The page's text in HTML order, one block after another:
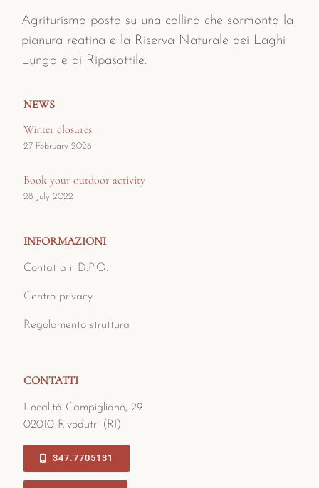
Agriturismo posto su una collina che sormonta la
pianura reatina e la Riserva Naturale dei Laghi
Lungo e di Ripasottile.
NEWS
Winter closures
27 February 2026
Book your outdoor activity
28 July 2022
INFORMAZIONI
Contatta il D.P.O.
Centro privacy
Regolamento struttura
CONTATTI
Località Campigliano, 29
02010 Rivodutri (RI)
347.7705131